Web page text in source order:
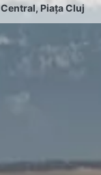
Central,Piața Cluj